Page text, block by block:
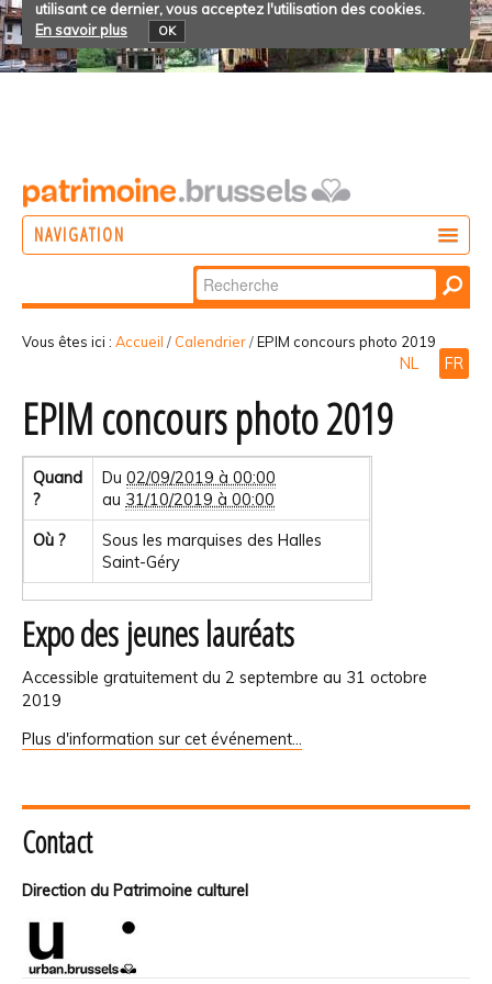
utilisant ce dernier, vous acceptez l'utilisation des cookies.
En savoir plus
OK
NAVIGATION
Chercher par
Recherche
avancée…
Vous êtes ici : Accueil / Calendrier/EPIM concours photo 2019
NL FR
EPIM concours photo 2019
Quand
?
Du02/09/2019 à 00:00
au 31/10/2019 à 00:00
Où ?
Sous les marquises des Halles
Saint-Géry
Expo des jeunes lauréats
Accessible gratuitement du 2 septembre au 31 octobre
2019
Plus d'information sur cet événement…
Contact
Direction du Patrimoine culturel